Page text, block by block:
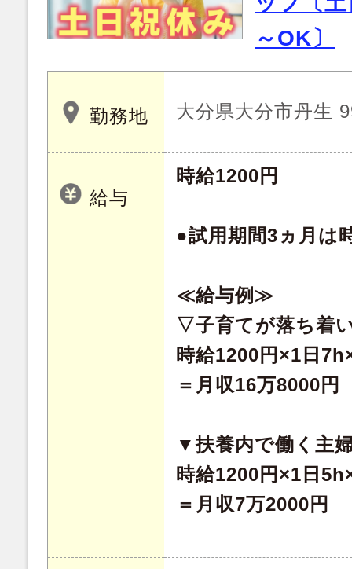
～OK〕
勤務地 大分県大分市丹生
給与
時給1200円
●試用期間3ヵ月は
≪給与例≫
▽子育てが落ち着
時給1200円×1日
＝月収16万8000円
▼扶養内で働く主
時給1200円×1日
＝月収7万2000円